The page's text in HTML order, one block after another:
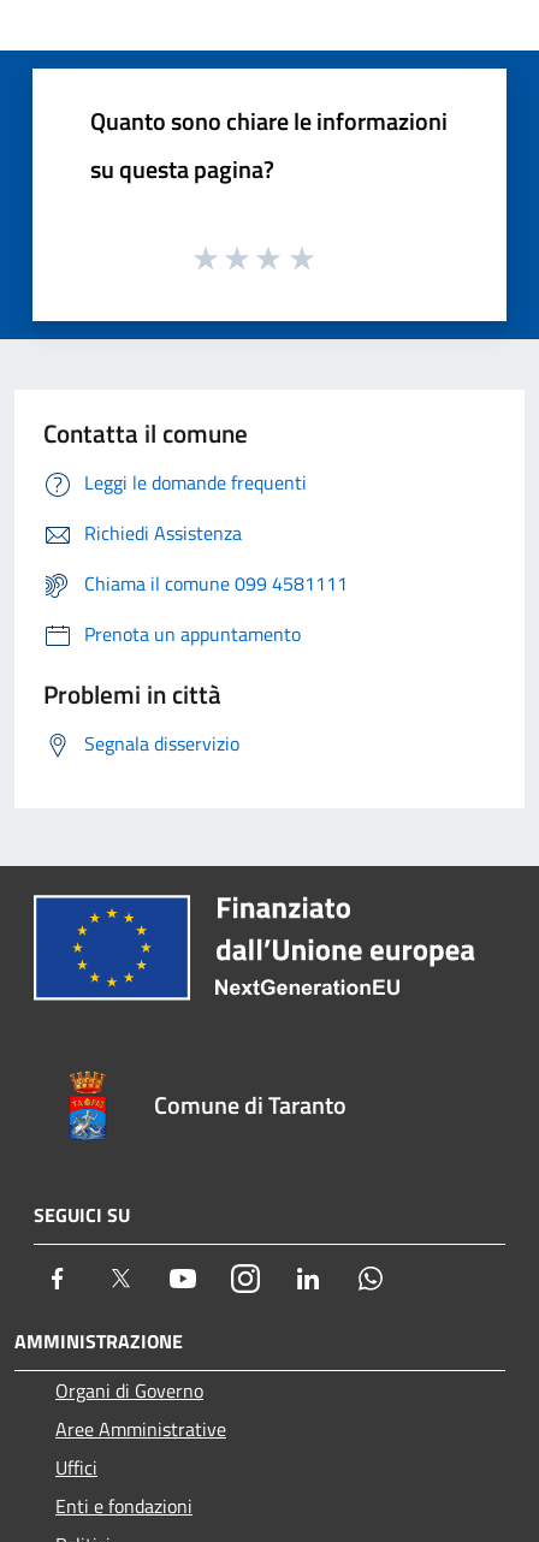
Quanto sono chiare le informazioni
su questa pagina?
Contatta il comune
Leggi le domande frequenti
Richiedi Assistenza
Chiama il comune 099 4581111
Prenota un appuntamento
Problemi in città
Segnala disservizio
Comune di Taranto
SEGUICI SU
Facebook Twitter YoutubeInstagram LinkedIn
AMMINISTRAZIONE
Organi di Governo
Aree Amministrative
Uffici
Enti e fondazioni